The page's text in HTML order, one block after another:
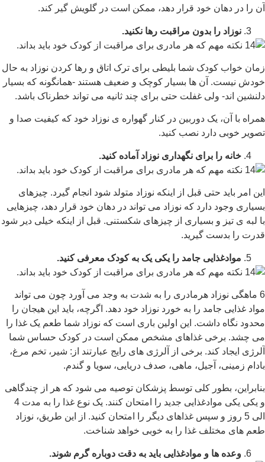
آن را در دهان خود قرار دهد، ممکن است در گلویش گیر کند.
نوزاد را بدون مراقبت رها نکنید.
زمان خواب کودک شما بلیطی برای ترک اتاق و رها کردن نوزاد به حال
خودش نیست. آن ها بسیار کوچک و ضعیف هستند -همانگونه که بسیار
دلنشین اند- ولی غفلت حتی برای چند ثانیه می تواند خطرناک باشد.
همراه با آن، یک دوربین در کنار گهواره ی نوزاد خود که کیفیت صدا و
تصویر خوبی دارد نصب کنید.
خانه را برای نگهداری نوزاد آماده کنید.
این امر باید حتی قبل از اینکه نوزاد متولد شود انجام گیرد. چیزهای
بسیاری وجود دارد که نوزاد می تواند در دهان خود قرار دهد، چیزهایی
با لبه ی تیز و بسیاری از چیزهای شکستنی. قبل از اینکه خیلی دیر شود
قدرت را بدست گیرید.
موادغذایی جامد را یکی یک به کودک معرفی کنید.
6 ماهگی نوزاد هرمادری را به شدت به وجد می آورد چون می تواند
مواد غذایی جامد را به خورد نوزاد خود دهد. اگرچه، باید این هیجان را
محدود نگاه داشت. این اولین باری است که نوزاد شما طعم یک غذا را
می چشد. برخی غذاهای مشخص ممکن است در کودک حساس شما
آلرژی ایجاد کند. برخی از آلرژی های رایج عبارتند از: شیر، تخم مرغ،
بادام زمینی، آجیل، ماهی، صدف دریایی، سویا و گندم.
بنابراین، بطور کلی توسط پزشکان توصیه می شود که هر از چندگاهی
و یکی یکی موادغذایی جدید را امتحان کنند. یک نوع غذا را به مدت 4
الی 5 روز و سپس غذاهای دیگر را امتحان کنید. از این طریق، نوزاد
طعم های مختلف غذا را به خوبی خواهد شناخت.
وعده ها و موادغذایی باید به دقت دوباره گرم شوند.